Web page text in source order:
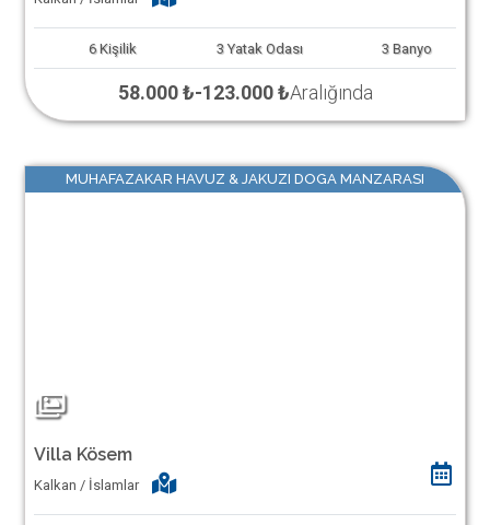
6 Kişilik 3 Yatak Odası 3 Banyo
58.000 ₺-123.000 ₺Aralığında
MUHAFAZAKAR HAVUZ & JAKUZI DOGA MANZARASI
Villa Kösem
Kalkan / İslamlar